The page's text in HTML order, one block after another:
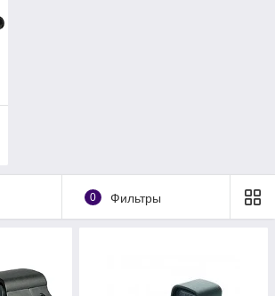
0 Фильтры